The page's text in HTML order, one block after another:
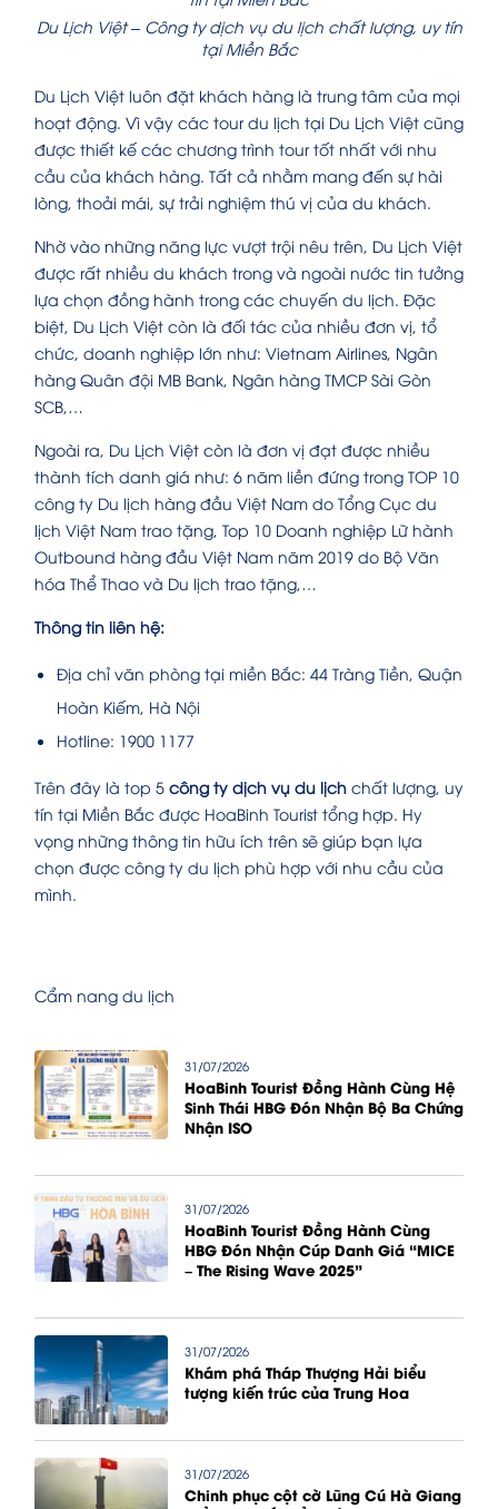
Du Lịch Việt – Công ty dịch vụ du lịch chất lượng, uy tín
tại Miền Bắc
Du Lịch Việt luôn đặt khách hàng là trung tâm của mọi
hoạt động. Vì vậy các tour du lịch tại Du Lịch Việt cũng
được thiết kế các chương trình tour tốt nhất với nhu
cầu của khách hàng. Tất cả nhằm mang đến sự hài
lòng, thoải mái, sự trải nghiệm thú vị của du khách.
Nhờ vào những năng lực vượt trội nêu trên, Du Lịch Việt
được rất nhiều du khách trong và ngoài nước tin tưởng
lựa chọn đồng hành trong các chuyến du lịch. Đặc
biệt, Du Lịch Việt còn là đối tác của nhiều đơn vị, tổ
chức, doanh nghiệp lớn như: Vietnam Airlines, Ngân
hàng Quân đội MB Bank, Ngân hàng TMCP Sài Gòn
SCB,…
Ngoài ra, Du Lịch Việt còn là đơn vị đạt được nhiều
thành tích danh giá như: 6 năm liền đứng trong TOP 10
công ty Du lịch hàng đầu Việt Nam do Tổng Cục du
lịch Việt Nam trao tặng, Top 10 Doanh nghiệp Lữ hành
Outbound hàng đầu Việt Nam năm 2019 do Bộ Văn
hóa Thể Thao và Du lịch trao tặng,…
Thông tin liên hệ:
Địa chỉ văn phòng tại miền Bắc: 44 Tràng Tiền, Quận
Hoàn Kiếm, Hà Nội
Hotline: 1900 1177
Trên đây là top 5 công ty dịch vụ du lịch chất lượng, uy
tín tại Miền Bắc được HoaBinh Tourist tổng hợp. Hy
vọng những thông tin hữu ích trên sẽ giúp bạn lựa
chọn được công ty du lịch phù hợp với nhu cầu của
mình.
Cẩm nang du lịch
31/07/2026
HoaBinh Tourist Đồng Hành Cùng Hệ
Sinh Thái HBG Đón Nhận Bộ Ba Chứng
Nhận ISO
31/07/2026
HoaBinh Tourist Đồng Hành Cùng
HBG Đón Nhận Cúp Danh Giá “MICE
– The Rising Wave 2025”
31/07/2026
Khám phá Tháp Thượng Hải biểu
tượng kiến trúc của Trung Hoa
31/07/2026
Chinh phục cột cờ Lũng Cú Hà Giang